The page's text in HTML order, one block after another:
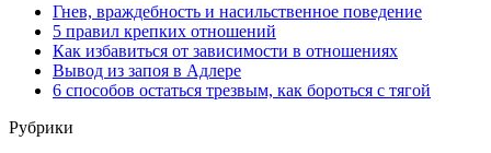
Гнев, враждебность и насильственное поведение
5 правил крепких отношений
Как избавиться от зависимости в отношениях
Вывод из запоя в Адлере
6 способов остаться трезвым, как бороться с тягой
Рубрики